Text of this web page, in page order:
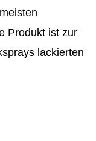
Produkt ist zur
lackierten